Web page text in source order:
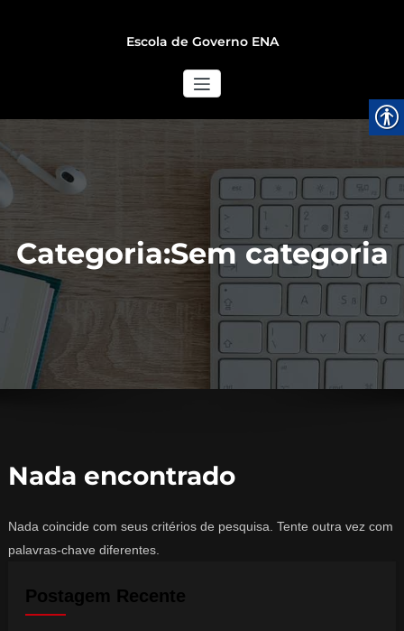
Escola de Governo ENA
Categoria:Sem categoria
Nada encontrado
Nada coincide com seus critérios de pesquisa. Tente outra vez com
palavras-chave diferentes.
Postagem Recente